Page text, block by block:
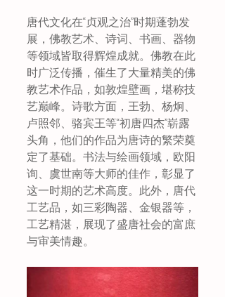
唐代文化在“贞观之治”时期蓬勃发
展，佛教艺术、诗词、书画、器物
等领域皆取得辉煌成就。佛教在此
时广泛传播，催生了大量精美的佛
教艺术作品，如敦煌壁画，堪称技
艺巅峰。诗歌方面，王勃、杨炯、
卢照邻、骆宾王等“初唐四杰”崭露
头角，他们的作品为唐诗的繁荣奠
定了基础。书法与绘画领域，欧阳
询、虞世南等大师的佳作，彰显了
这一时期的艺术高度。此外，唐代
工艺品，如三彩陶器、金银器等，
工艺精湛，展现了盛唐社会的富庶
与审美情趣。